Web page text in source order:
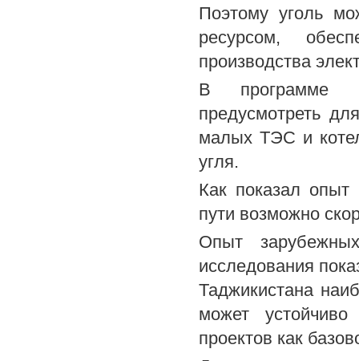
Поэтому уголь
ресурсом,
производства
В программе
предусмотреть
малых ТЭС и
угля.
Как показал опыт
пути возможно
Опыт
исследования
Таджикистана
может
проектов как